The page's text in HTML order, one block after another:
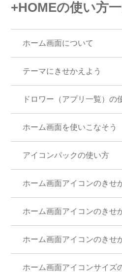
+HOMEの使い方
ホーム画面について
テーマにきせかえよう
ドロワー（アプリ一覧）の
ホーム画面を使いこなそう
アイコンパックの使い方
ホーム画面アイコンのきせ
ホーム画面アイコンのきせ
ホーム画面アイコンのきせ
ホーム画面アイコンサイズ